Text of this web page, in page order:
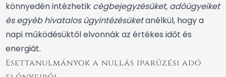
könnyedén intézhetik cégbejegyzésüket, adóügyeiket
és egyéb hivatalos ügyintézésüketanélkül, hogy a
napi működésüktől elvonnák az értékes időt és
energiát.
Esettanulmányok a nullás iparűzési adó